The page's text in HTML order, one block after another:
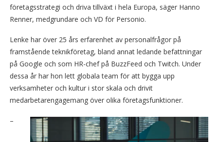
företagsstrategi och driva tillväxt i hela Europa, säger Hanno
Renner, medgrundare och VD för Personio.
Lenke har över 25 års erfarenhet av personalfrågor på
framstående teknikföretag, bland annat ledande befattningar
på Google och som HR-chef på BuzzFeed och Twitch. Under
dessa år har hon lett globala team för att bygga upp
verksamheter och kultur i stor skala och drivit
medarbetarengagemang över olika företagsfunktioner.
–